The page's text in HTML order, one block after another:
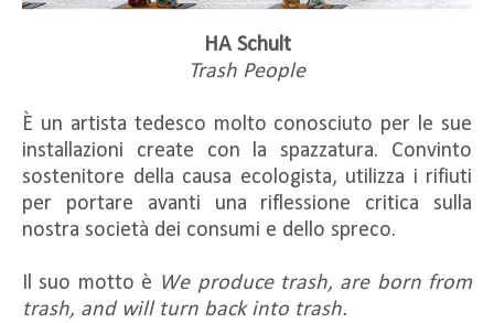
HA Schult
Trash People
È un artista tedesco molto conosciuto per le sue
installazioni create con la spazzatura. Convinto
sostenitore della causa ecologista, utilizza i rifiuti
per portare avanti una riflessione critica sulla
nostra società dei consumi e dello spreco.
Il suo motto è We produce trash, are born from
trash, and will turn back into trash.